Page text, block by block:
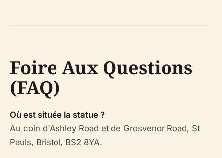
Foire Aux Questions
(FAQ)
Où est située la statue ?
Au coin d'Ashley Road et de Grosvenor Road, St
Pauls, Bristol, BS2 8YA.